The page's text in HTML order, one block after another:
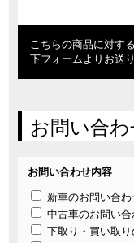
こちらの商品に対す
下フォームよりお送
お問い合
お問い合わせ内容
新車のお問い合わ
中古車のお問い合
下取り・買い取